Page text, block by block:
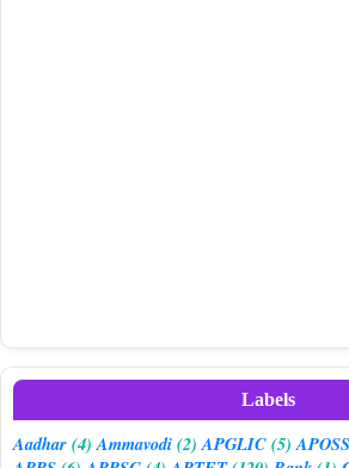
Labels
Aadhar(4) Ammavodi(2) APGLIC(5) APOSS